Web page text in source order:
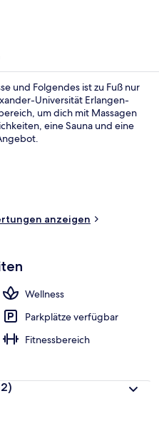
und Folgendes ist zu Fuß nur
Universität Erlangen-
um dich mit Massagen
eine Sauna und eine
anzeigen
Wellness
Parkplätze verfügbar
Fitnessbereich